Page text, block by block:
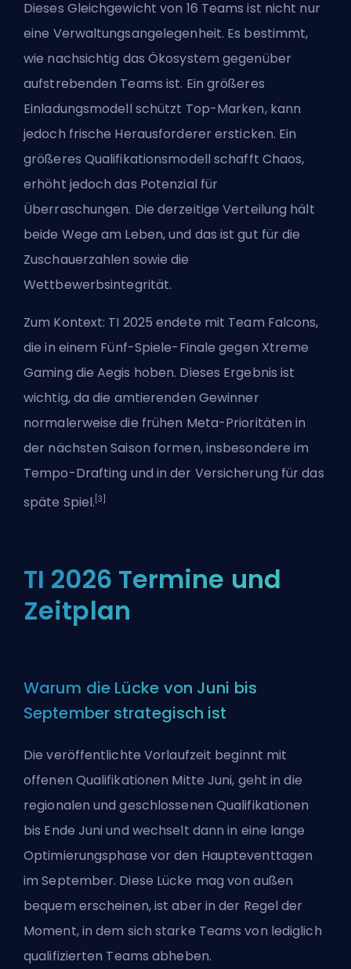
Dieses Gleichgewicht von 16 Teams ist nicht nur
eine Verwaltungsangelegenheit. Es bestimmt,
wie nachsichtig das Ökosystem gegenüber
aufstrebenden Teams ist. Ein größeres
Einladungsmodell schützt Top-Marken, kann
jedoch frische Herausforderer ersticken. Ein
größeres Qualifikationsmodell schafft Chaos,
erhöht jedoch das Potenzial für
Überraschungen. Die derzeitige Verteilung hält
beide Wege am Leben, und das ist gut für die
Zuschauerzahlen sowie die
Wettbewerbsintegrität.
Zum Kontext: TI 2025 endete mit Team Falcons,
die in einem Fünf-Spiele-Finale gegen Xtreme
Gaming die Aegis hoben. Dieses Ergebnis ist
wichtig, da die amtierenden Gewinner
normalerweise die frühen Meta-Prioritäten in
der nächsten Saison formen, insbesondere im
Tempo-Drafting und in der Versicherung für das
späte Spiel. [3]
TI 2026 Termine und
Zeitplan
Warum die Lücke von Juni bis
September strategisch ist
Die veröffentlichte Vorlaufzeit beginnt mit
offenen Qualifikationen Mitte Juni, geht in die
regionalen und geschlossenen Qualifikationen
bis Ende Juni und wechselt dann in eine lange
Optimierungsphase vor den Haupteventtagen
im September. Diese Lücke mag von außen
bequem erscheinen, ist aber in der Regel der
Moment, in dem sich starke Teams von lediglich
qualifizierten Teams abheben.